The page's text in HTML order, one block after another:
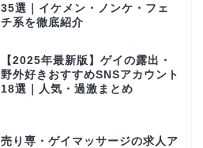
35選｜イケメン・ノンケ・フェ
チ系を徹底紹介
【2025年最新版】ゲイの露出・
野外好きおすすめSNSアカウント
18選｜人気・過激まとめ
売り専・ゲイマッサージの求人ア